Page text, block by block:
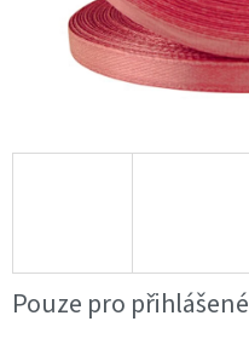
Pouze pro přihlášené